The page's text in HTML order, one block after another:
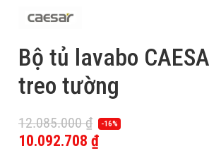
Bộ tủ lavabo
treo tường
12.085.000₫ -16%
10.092.708 ₫